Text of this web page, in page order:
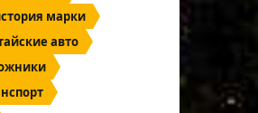
марки
авто